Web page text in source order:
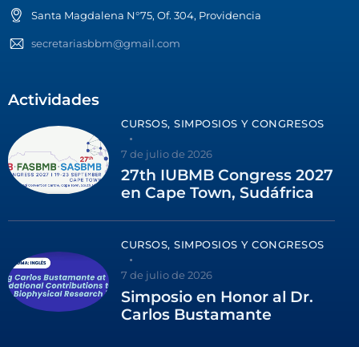
Santa Magdalena N°75, Of. 304, Providencia
secretariasbbm@gmail.com
Actividades
CURSOS, SIMPOSIOS Y CONGRESOS
7 de julio de 2026
27th IUBMB Congress 2027
en Cape Town, Sudáfrica
CURSOS, SIMPOSIOS Y CONGRESOS
7 de julio de 2026
Simposio en Honor al Dr.
Carlos Bustamante